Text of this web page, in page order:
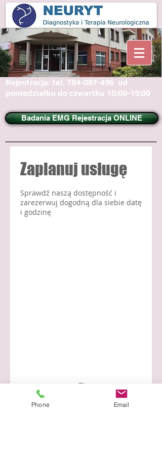
Rejestracja: tel. 784-087-496 od
poniedziałku do czwartku 10:00-19:00
Badania EMG Rejestracja ONLINE
Zaplanuj usługę
Sprawdź naszą dostępność i
zarezerwuj dogodną dla siebie datę
i godzinę
Phone Email